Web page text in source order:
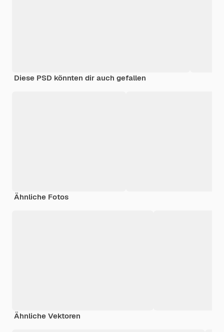
Diese PSD könnten dir auch gefallen
Ähnliche Fotos
Ähnliche Vektoren